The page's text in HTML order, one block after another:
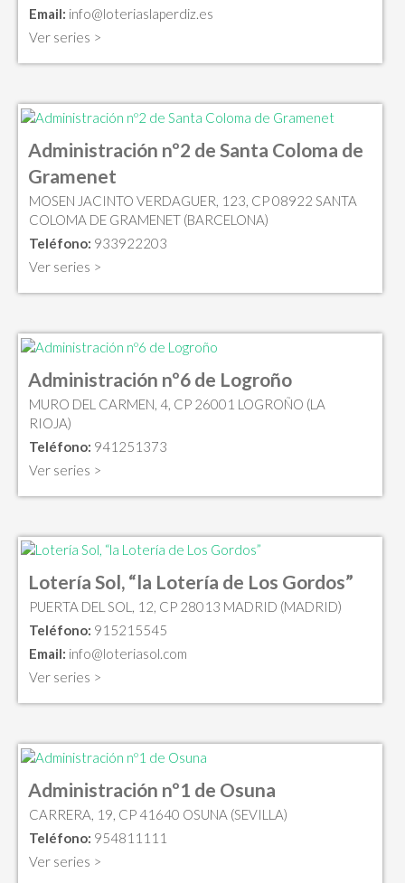
Email: info@loteriaslaperdiz.es
Ver series >
Administración nº2 de Santa Coloma de
Gramenet
MOSEN JACINTO VERDAGUER, 123, CP 08922 SANTA
COLOMA DE GRAMENET (BARCELONA)
Teléfono: 933922203
Ver series >
Administración nº6 de Logroño
MURO DEL CARMEN, 4, CP 26001 LOGROÑO (LA
RIOJA)
Teléfono: 941251373
Ver series >
Lotería Sol, “la Lotería de Los Gordos”
PUERTA DEL SOL, 12, CP 28013 MADRID (MADRID)
Teléfono: 915215545
Email: info@loteriasol.com
Ver series >
Administración nº1 de Osuna
CARRERA, 19, CP 41640 OSUNA (SEVILLA)
Teléfono: 954811111
Ver series >